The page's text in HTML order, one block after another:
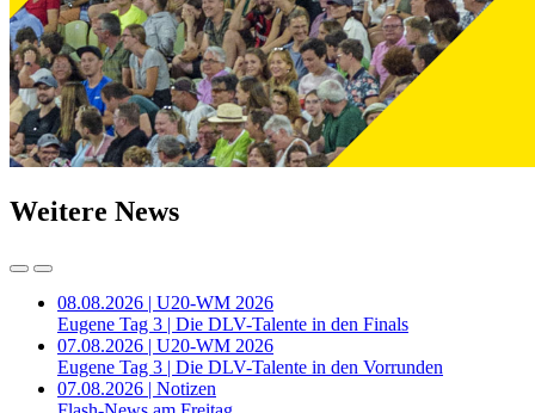
Weitere News
08.08.2026 | U20-WM 2026
Eugene Tag 3 | Die DLV-Talente in den Finals
07.08.2026 | U20-WM 2026
Eugene Tag 3 | Die DLV-Talente in den Vorrunden
07.08.2026 | Notizen